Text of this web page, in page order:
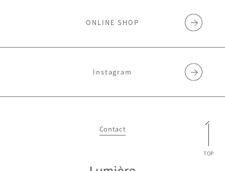
TOP
ONLINE SHOP
Instagram
Contact